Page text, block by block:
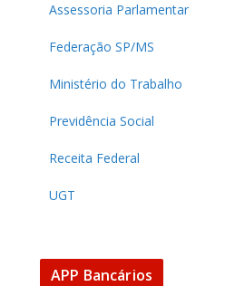
Assessoria Parlamentar
Federação SP/MS
Ministério do Trabalho
Previdência Social
Receita Federal
UGT
APP Bancários